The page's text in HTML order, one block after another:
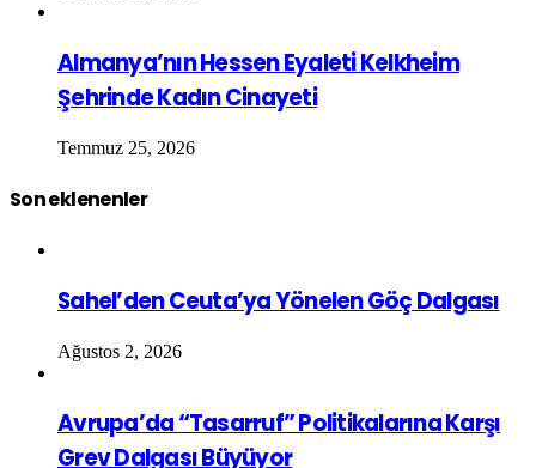
Almanya’nın Hessen Eyaleti Kelkheim
Şehrinde Kadın Cinayeti
Temmuz 25, 2026
Son eklenenler
Sahel’den Ceuta’ya Yönelen Göç Dalgası
Ağustos 2, 2026
Avrupa’da “Tasarruf” Politikalarına Karşı
Grev Dalgası Büyüyor